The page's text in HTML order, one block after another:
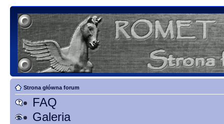
Strona główna forum
FAQ
Galeria